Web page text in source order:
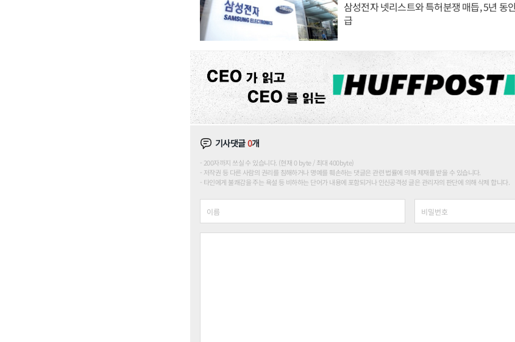
삼성전자 넷리스트와 특허분쟁 매듭, 5년 동
급
기사댓글0개
200자까지 쓰실 수 있습니다. (현재 0 byte / 최대 400byte)
저작권 등 다른 사람의 권리를 침해하거나 명예를 훼손하는 댓글은 관련 법률에 의해 제재를 받을 수 있습니다.
타인에게 불쾌감을 주는 욕설 등 비하하는 단어가 내용에 포함되거나 인신공격성 글은 관리자의 판단에 의해 삭제 합니다.